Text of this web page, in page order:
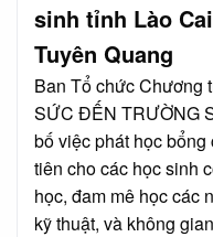
sinh tỉnh Lào
Tuyên Quang
Ban Tổ chức Chương
SỨC ĐẾN TRƯỜNG
bố việc phát học
tiên cho các học sinh
học, đam mê học các
kỹ thuật, và không